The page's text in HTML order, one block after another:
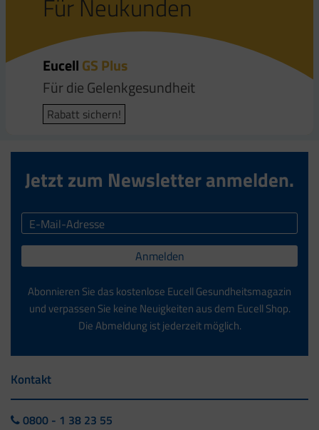
Für Neukunden
EucellGS Plus
Für die Gelenkgesundheit
Rabatt sichern!
Für Neukunden
EucellTendo
Für die Sehnen
Rabatt sichern!
Für Neukunden
EucellOsteo
Für die Knochengesundheit
Rabatt sichern!
Jetzt zum Newsletter anmelden.
Anmelden
Abonnieren Sie das kostenlose Eucell Gesundheitsmagazin
und verpassen Sie keine Neuigkeiten aus dem Eucell Shop.
Die Abmeldung ist jederzeit möglich.
Kontakt
0800 - 1 38 23 55